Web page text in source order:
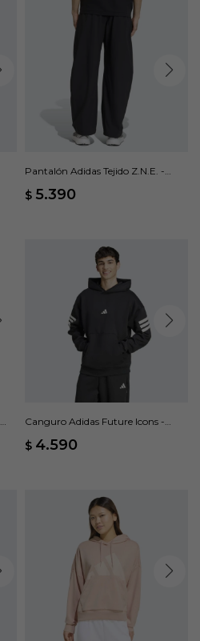
Pantalón Adidas Tejido Z.N.E. -
$ 5.390
Canguro Adidas Future Icons -
$ 4.590